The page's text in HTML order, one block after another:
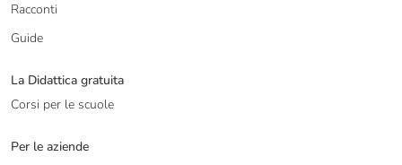
Racconti
Guide
La Didattica gratuita
Corsi per le scuole
Per le aziende